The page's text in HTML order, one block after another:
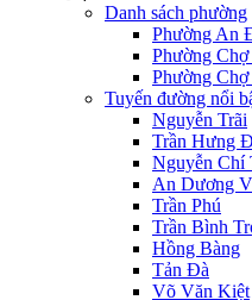
Danh sách phường
Phường An
Phường
Phường Chợ
Tuyến đường nổi
Nguyễn Trãi
Trần Hưng
Nguyễn Chí
An Dương
Trần Phú
Trần Bình
Hồng Bàng
Tản Đà
Võ Văn Kiệt